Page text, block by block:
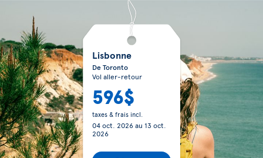
Lisbonne
De Toronto
Vol aller-retour
596$
taxes & frais incl.
04 oct. 2026au 13 oct.
2026